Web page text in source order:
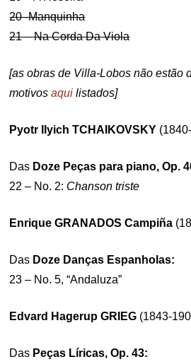
20 -Manquinha
21 – Na Corda Da Viola
[as obras de Villa-Lobos não estão
motivosaqui listados]
Pyotr Ilyich TCHAIKOVSKY
Das Doze Peças para piano, Op.
22 – No. 2: Chanson triste
Enrique GRANADOS Campiña
Das Doze Danças Espanholas:
23 – No. 5, “Andaluza”
Edvard Hagerup GRIEG (1843-
Das Peças Líricas, Op. 43: